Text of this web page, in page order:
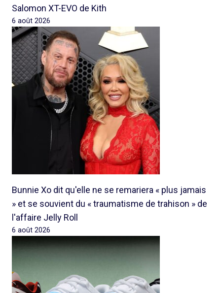
Salomon XT-EVO de Kith
6 août 2026
Bunnie Xo dit qu'elle ne se remariera « plus jamais
» et se souvient du « traumatisme de trahison » de
l'affaire Jelly Roll
6 août 2026